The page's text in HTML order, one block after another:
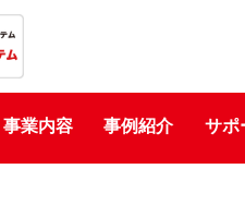
事業内容 事例紹介 サポ